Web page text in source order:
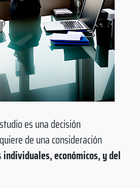
es una decisión
de una consideración
individuales, económicos, y del